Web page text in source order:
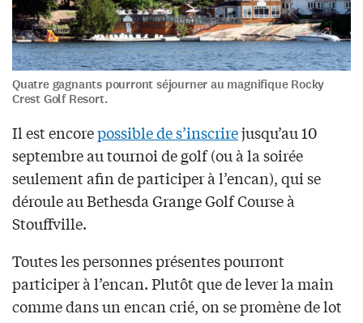
Quatre gagnants pourront séjourner au magnifique Rocky
Crest Golf Resort.
Il est encorepossible de s’inscrirejusqu’au 10
septembre au tournoi de golf (ou à la soirée
seulement afin de participer à l’encan), qui se
déroule au Bethesda Grange Golf Course à
Stouffville.
Toutes les personnes présentes pourront
participer à l’encan. Plutôt que de lever la main
comme dans un encan crié, on se promène de lot